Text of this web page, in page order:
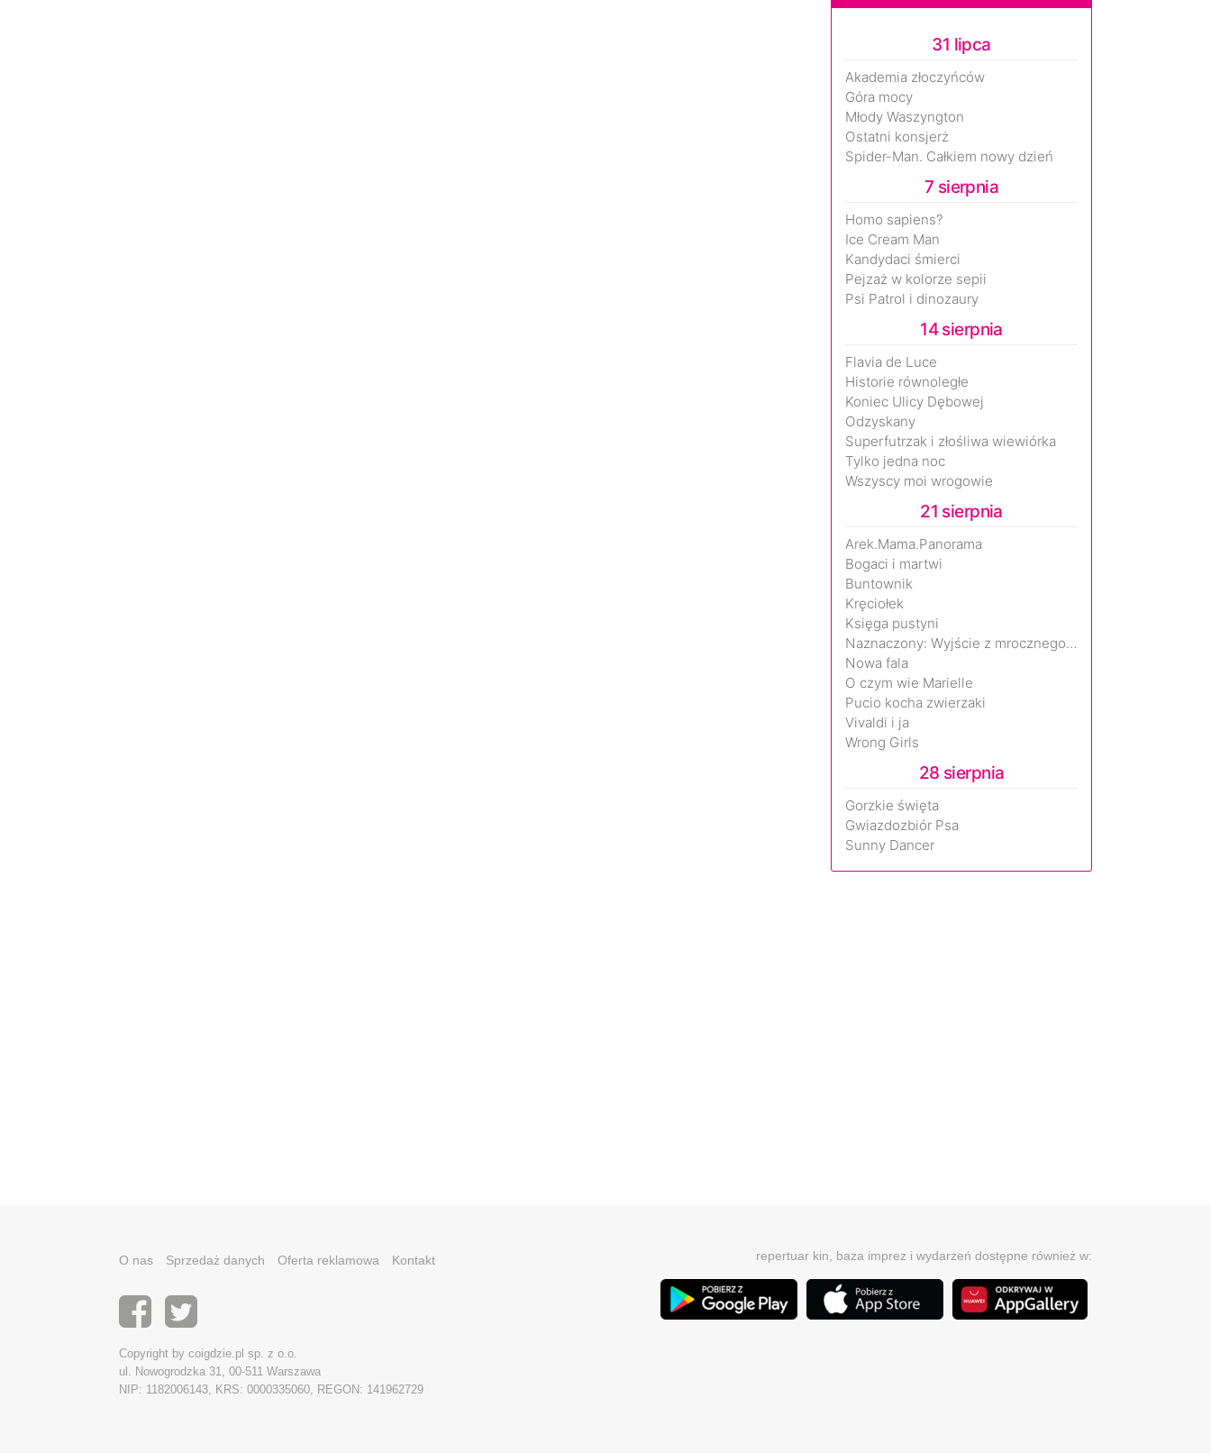
31 lipca
Akademia złoczyńców
Góra mocy
Młody Waszyngton
Ostatni konsjerż
Spider-Man. Całkiem nowy dzień
7 sierpnia
Homo sapiens?
Ice Cream Man
Kandydaci śmierci
Pejzaż w kolorze sepii
Psi Patrol i dinozaury
14 sierpnia
Flavia de Luce
Historie równoległe
Koniec Ulicy Dębowej
Odzyskany
Superfutrzak i złośliwa wiewiórka
Tylko jedna noc
Wszyscy moi wrogowie
21 sierpnia
Arek.Mama.Panorama
Bogaci i martwi
Buntownik
Kręciołek
Księga pustyni
Naznaczony: Wyjście z mrocznego wymiaru
Nowa fala
O czym wie Marielle
Pucio kocha zwierzaki
Vivaldi i ja
Wrong Girls
28 sierpnia
Gorzkie święta
Gwiazdozbiór Psa
Sunny Dancer
O nas Sprzedaż danych Oferta reklamowa Kontakt
Copyright by coigdzie.pl sp. z o.o.
ul. Nowogrodzka 31, 00-511 Warszawa
NIP: 1182006143, KRS: 0000335060, REGON: 141962729
repertuar kin, baza imprez i wydarzeń dostępne również w: